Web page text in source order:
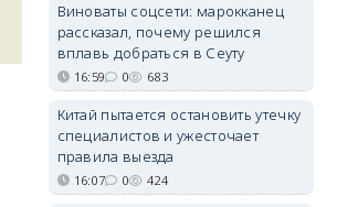
Виноваты соцсети: марокканец
рассказал, почему решился
вплавь добраться в Сеуту
16:59 0 683
Китай пытается остановить утечку
специалистов и ужесточает
правила выезда
16:07 0 424